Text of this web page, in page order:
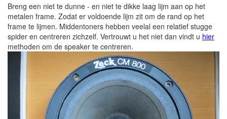
Breng een niet te dunne - en niet te dikke laag lijm aan op het
metalen frame. Zodat er voldoende lijm zit om de rand op het
frame te lijmen. Middentoners hebben veelal een relatief stugge
spider en centreren zichzelf. Vertrouwt u het niet dan vindt u hier
methoden om de speaker te centreren.